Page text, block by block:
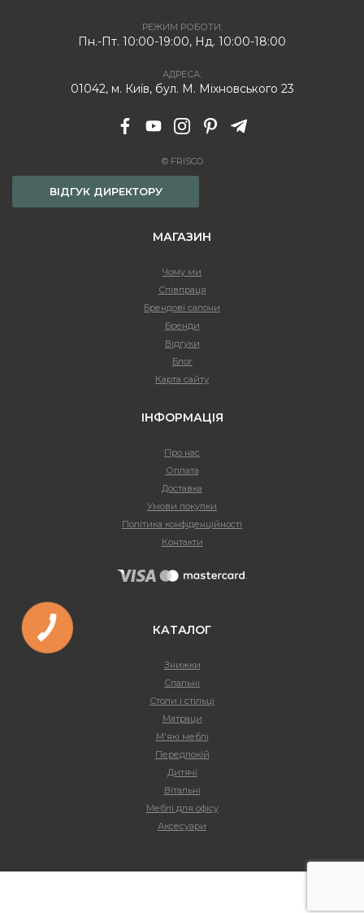
РЕЖИМ РОБОТИ:
Пн.-Пт. 10:00-19:00, Нд. 10:00-18:00
АДРЕСА:
01042, м. Київ, бул. М. Міхновського 23
© FRISCO
ВІДГУК ДИРЕКТОРУ
МАГАЗИН
Чому ми
Співпраця
Брендові салони
Бренди
Відгуки
Блог
Карта сайту
ІНФОРМАЦІЯ
Про нас
Оплата
Доставка
Умови покупки
Політика конфіденційності
Контакти
КАТАЛОГ
Знижки
Спальні
Столи і стільці
Матраци
М'які меблі
Передпокій
Дитячі
Вітальні
Меблі для офісу
Аксесуари